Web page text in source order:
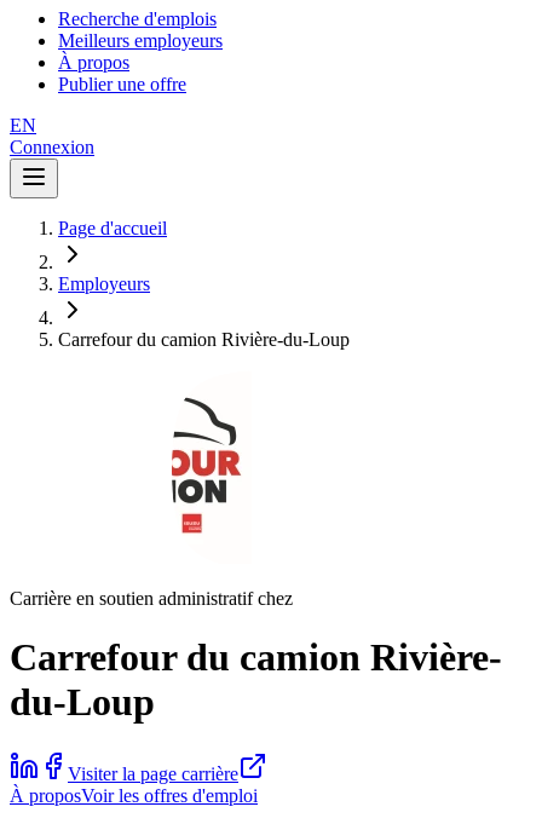
Recherche d'emplois
Meilleurs employeurs
À propos
Publier une offre
EN
Connexion
Page d'accueil
Employeurs
Carrefour du camion Rivière-du-Loup
Carrière en soutien administratif chez
Carrefour du camion Rivière-
du-Loup
Visiter la page carrière
À proposVoir les offres d'emploi